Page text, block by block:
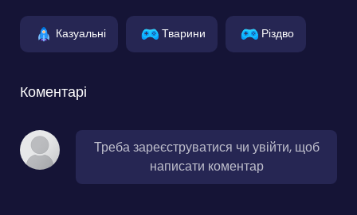
Казуальні Тварини Різдво
Коментарі
Треба зареєструватися чи увійти, щоб
написати коментар